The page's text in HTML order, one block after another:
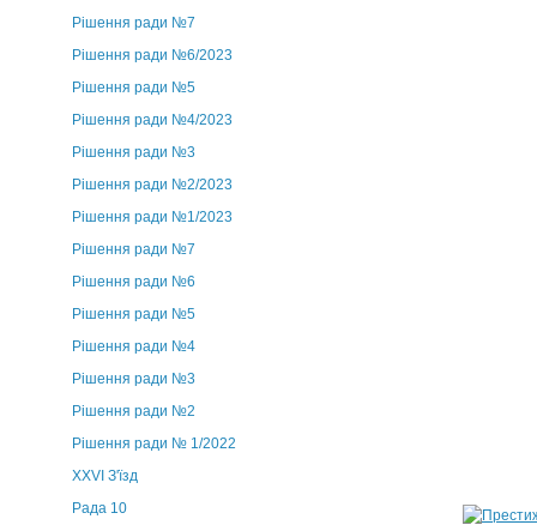
Рішення ради №7
Рішення ради №6/2023
Рішення ради №5
Рішення ради №4/2023
Рішення ради №3
Рішення ради №2/2023
Рішення ради №1/2023
Рішення ради №7
Рішення ради №6
Рішення ради №5
Рішення ради №4
Рішення ради №3
Рішення ради №2
Рішення ради № 1/2022
XXVI З'їзд
Рада 10